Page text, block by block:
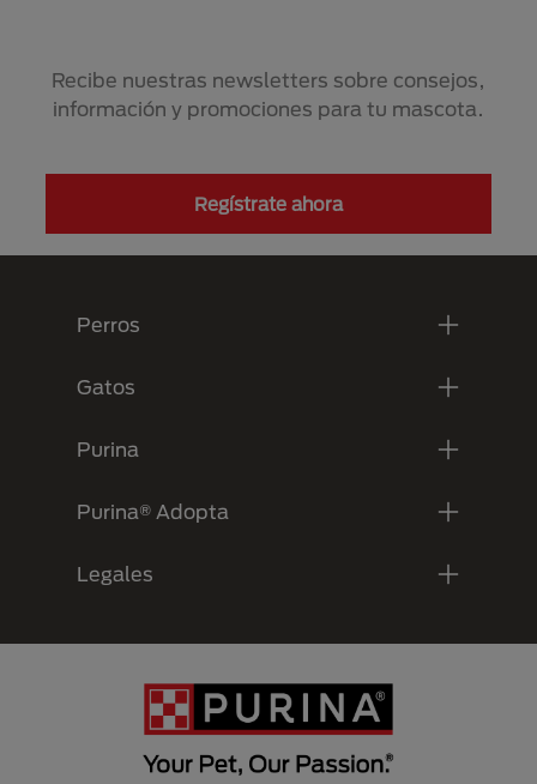
Recibe nuestras newsletters sobre consejos,
información y promociones para tu mascota.
Regístrate ahora
Perros
Gatos
Purina
Purina® Adopta
Legales